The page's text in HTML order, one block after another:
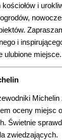
i
i
ulubione miejsce.
Michelin
oceny miejsc
Świetnie
zwiedzających.